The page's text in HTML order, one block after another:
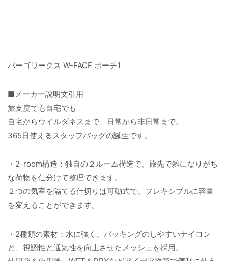
パーゴワークス W-FACE ポーチ1
■メーカー説明文引用
旅支度でも自宅でも
自宅からウイルダネスまで、日常から非日常まで。
365日使えるスタッフバッグの誕生です。
・2-room構造：独自の２ルーム構造で、旅先で雑になりがち
な荷物を仕分けて整理できます。
２つの気室を隔てる仕切りは可動式で、フレキシブルに容量
を変えることができます。
・2種類の素材：水に強く、パッキングのしやすいナイロン
と、視認性と通気性を向上させたメッシュを採用。